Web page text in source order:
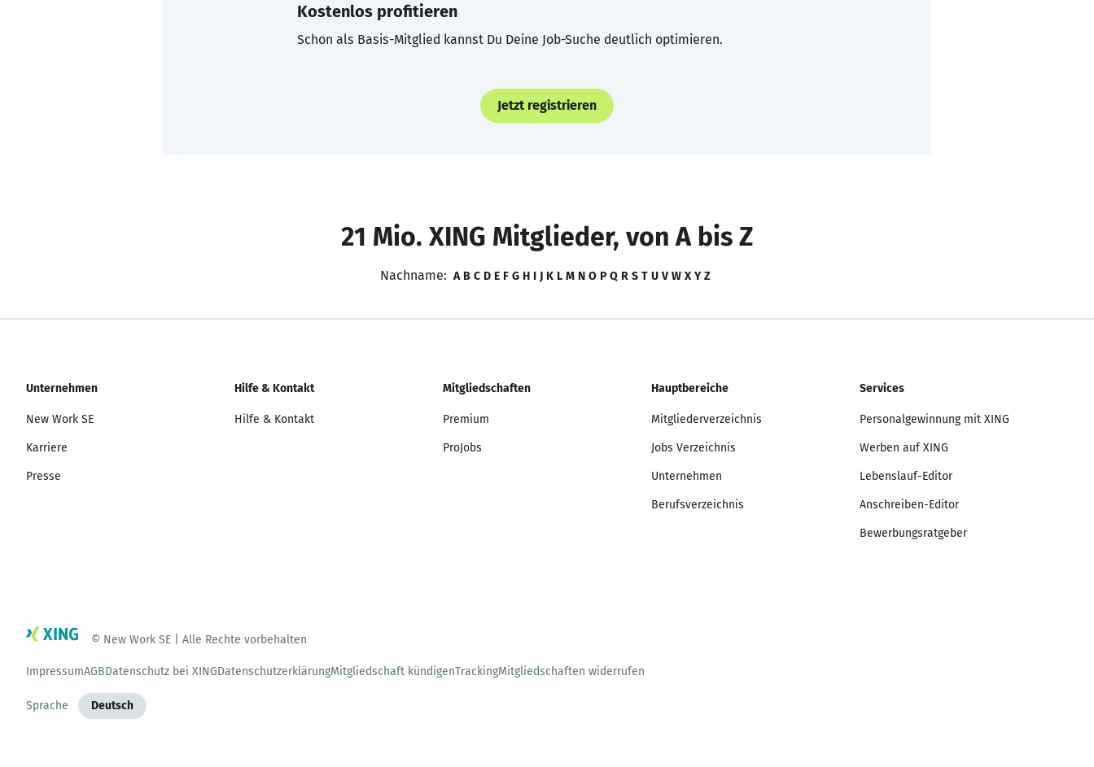
Kostenlos profitieren
Schon als Basis-Mitglied kannst Du Deine Job-Suche deutlich optimieren.
Jetzt registrieren
21 Mio. XING Mitglieder, von A bis Z
Nachname: A B C D E F G H I J K L M N O P Q R S T U V W X Y Z
Unternehmen
New Work SE
Karriere
Presse
Hilfe & Kontakt
Hilfe & Kontakt
Mitgliedschaften
Premium
ProJobs
Hauptbereiche
Mitgliederverzeichnis
Jobs Verzeichnis
Unternehmen
Berufsverzeichnis
Services
Personalgewinnung mit XING
Werben auf XING
Lebenslauf-Editor
Anschreiben-Editor
Bewerbungsratgeber
© New Work SE | Alle Rechte vorbehalten
ImpressumAGBDatenschutz bei XINGDatenschutzerklärungMitgliedschaft kündigenTrackingMitgliedschaften widerrufen
Sprache Deutsch